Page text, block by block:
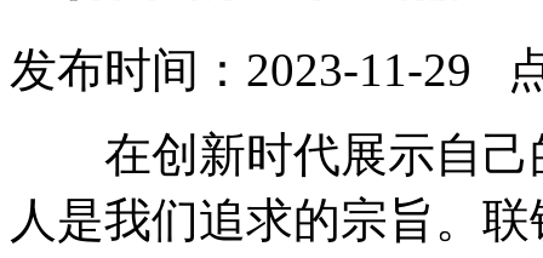
发布时间：2023-11-29
在创新时代展示自己
人是我们追求的宗旨。